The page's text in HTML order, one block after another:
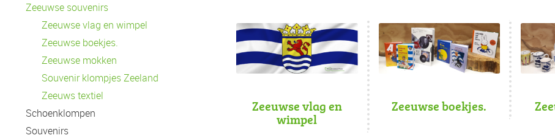
Zeeuwse vlag en
wimpel
Zeeuwse boekjes.
Zeeuwse souvenirs
Zeeuwse vlag en wimpel
Zeeuwse boekjes.
Zeeuwse mokken
Souvenir klompjes Zeeland
Zeeuws textiel
Schoenklompen
Souvenirs